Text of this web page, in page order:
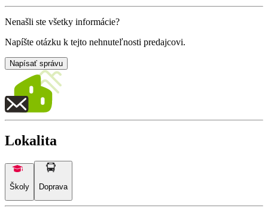
Nenašli ste všetky informácie?
Napíšte otázku k tejto nehnuteľnosti predajcovi.
Napísať správu
Lokalita
Školy Doprava